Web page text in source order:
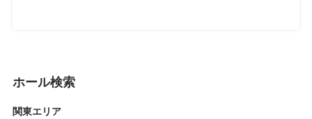
ホール検索
関東エリア